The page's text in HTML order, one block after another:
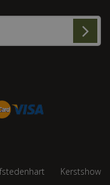
Kerstshow